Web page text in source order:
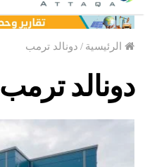
الرئيسية / دونالد ترمب
دونالد ترمب